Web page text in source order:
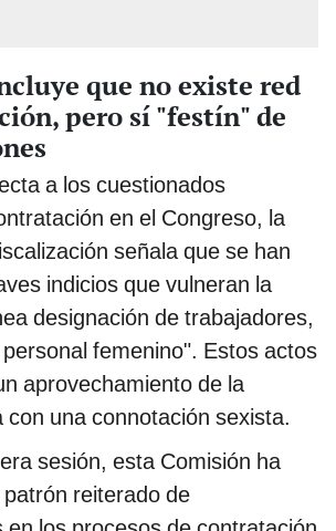
que no existe red
pero sí "festín" de
a los cuestionados
en el Congreso, la
señala que se han
indicios que vulneran la
designación de trabajadores,
femenino". Estos actos
aprovechamiento de la
con una connotación sexista.
sesión, esta Comisión ha
reiterado de